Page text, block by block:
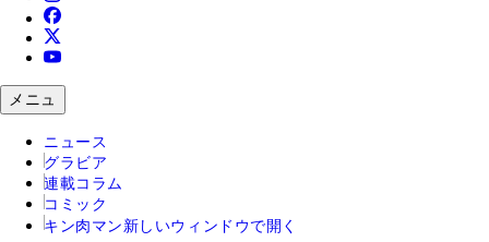
メニュ
ニュース
グラビア
連載コラム
コミック
キン肉マン 新しいウィンドウで開く